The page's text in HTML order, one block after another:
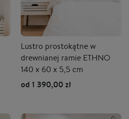
Lustro prostokątne w
drewnianej ramie ETHNO
140 x 60 x 5,5 cm
od 1 390,00 zł